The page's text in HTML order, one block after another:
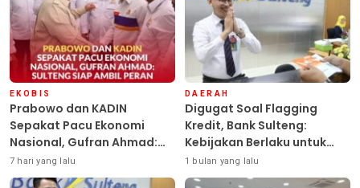
EKOBIS
Prabowo dan KADIN
Sepakat Pacu Ekonomi
Nasional, Gufran Ahmad:
Sulteng Siap Ambil Peran
7 hari yang lalu
DAERAH
Digugat Soal Flagging
Kredit, Bank Sulteng:
Kebijakan Berlaku untuk
Seluruh Debitur ASN
1 bulan yang lalu